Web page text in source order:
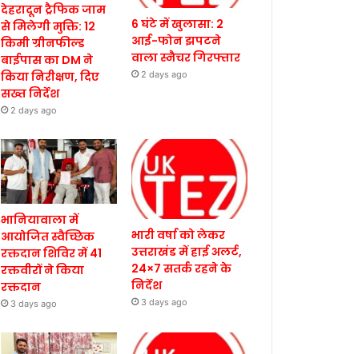
देहरादून ट्रैफिक जाम
से मिलेगी मुक्ति: 12
किमी ग्रीनफील्ड
बाईपास का DM ने
किया निरीक्षण, दिए
सख्त निर्देश
2 days ago
6 घंटे में खुलासा: 2
आई-फोन झपटने
वाला स्नैचर गिरफ्तार
2 days ago
भानियावाला में
आयोजित स्वैच्छिक
रक्तदान शिविर में 41
रक्तवीरों ने किया
रक्तदान
3 days ago
भारी वर्षा को लेकर
उत्तराखंड में हाई अलर्ट,
24×7 सतर्क रहने के
निर्देश
3 days ago